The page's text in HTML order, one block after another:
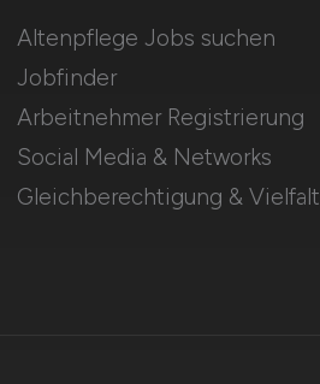
Altenpflege Jobs suchen
Jobfinder
Arbeitnehmer Registrierung
Social Media & Networks
Gleichberechtigung & Vielfalt